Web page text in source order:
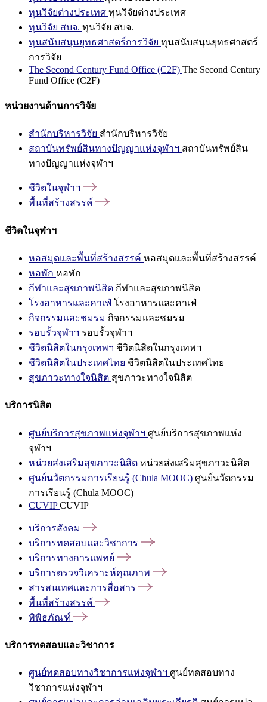
ทุนวิจัยต่างประเทศ ทุนวิจัยต่างประเทศ
ทุนวิจัย สบจ. ทุนวิจัย สบจ.
ทุนสนับสนุนยุทธศาสตร์การวิจัย ทุนสนับสนุนยุทธศาสตร์
การวิจัย
The Second Century Fund Office (C2F) The Second Century
Fund Office (C2F)
หน่วยงานด้านการวิจัย
สำนักบริหารวิจัย สำนักบริหารวิจัย
สถาบันทรัพย์สินทางปัญญาแห่งจุฬาฯ สถาบันทรัพย์สิน
ทางปัญญาแห่งจุฬาฯ
ชีวิตในจุฬาฯ
พื้นที่สร้างสรรค์
ชีวิตในจุฬาฯ
หอสมุดและพื้นที่สร้างสรรค์ หอสมุดและพื้นที่สร้างสรรค์
หอพัก หอพัก
กีฬาและสุขภาพนิสิต กีฬาและสุขภาพนิสิต
โรงอาหารและคาเฟ่ โรงอาหารและคาเฟ่
กิจกรรมและชมรม กิจกรรมและชมรม
รอบรั้วจุฬาฯ รอบรั้วจุฬาฯ
ชีวิตนิสิตในกรุงเทพฯ ชีวิตนิสิตในกรุงเทพฯ
ชีวิตนิสิตในประเทศไทย ชีวิตนิสิตในประเทศไทย
สุขภาวะทางใจนิสิต สุขภาวะทางใจนิสิต
บริการนิสิต
ศูนย์บริการสุขภาพแห่งจุฬาฯ ศูนย์บริการสุขภาพแห่ง
จุฬาฯ
หน่วยส่งเสริมสุขภาวะนิสิต หน่วยส่งเสริมสุขภาวะนิสิต
ศูนย์นวัตกรรมการเรียนรู้ (Chula MOOC) ศูนย์นวัตกรรม
การเรียนรู้ (Chula MOOC)
CUVIPCUVIP
บริการสังคม
บริการทดสอบและวิชาการ
บริการทางการแพทย์
บริการตรวจวิเคราะห์คุณภาพ
สารสนเทศและการสื่อสาร
พื้นที่สร้างสรรค์
พิพิธภัณฑ์
บริการทดสอบและวิชาการ
ศูนย์ทดสอบทางวิชาการแห่งจุฬาฯ ศูนย์ทดสอบทาง
วิชาการแห่งจุฬาฯ